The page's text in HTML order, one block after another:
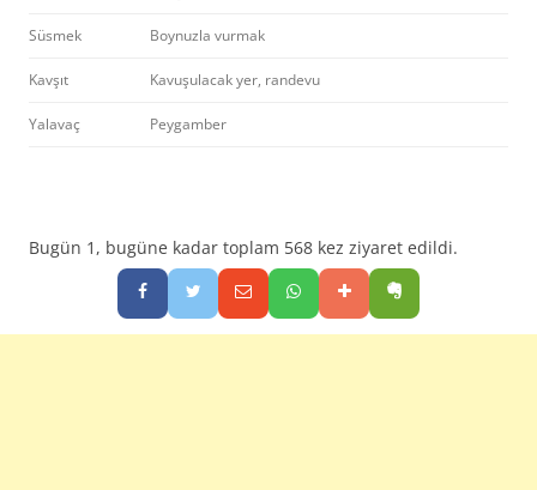
Süsmek Boynuzla vurmak
Kavşıt Kavuşulacak yer, randevu
Yalavaç Peygamber
Bugün 1, bugüne kadar toplam 568 kez ziyaret edildi.